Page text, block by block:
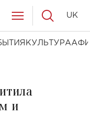
КУЛЬТУРА
UK
и